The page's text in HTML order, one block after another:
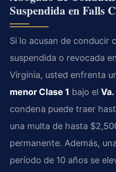
Suspendida en Falls
Si lo acusan de conducir
suspendida o revocada
Virginia, usted enfrenta
menor Clase 1 bajo el
condena puede traer
una multa de hasta
permanente. Además,
período de 10 años se